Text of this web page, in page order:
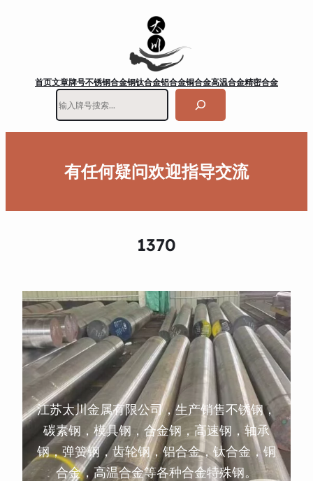
首页文章牌号不锈钢合金钢钛合金铝合金铜合金高温合金精密合金
有任何疑问欢迎指导交流
1370
江苏太川金属有限公司，生产销售不锈钢，
碳素钢，模具钢，合金钢，高速钢，轴承
钢，弹簧钢，齿轮钢，铝合金，钛合金，铜
合金，高温合金等各种合金特殊钢。